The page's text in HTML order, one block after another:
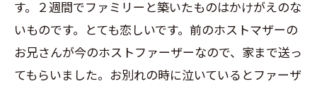
す。２週間でファミリーと築いたものはかけがえのな
いものです。とても恋しいです。前のホストマザーの
お兄さんが今のホストファーザーなので、家まで送っ
てもらいました。お別れの時に泣いているとファーザ